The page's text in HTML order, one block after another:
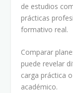
de estudios
prácticas
formativo real.
Comparar
puede revelar
carga práctica
académico.